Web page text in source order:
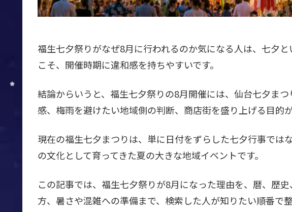
福生七夕祭りがなぜ8月に行われるのか気になる人は、七夕
こそ、開催時期に違和感を持ちやすいです。
結論からいうと、福生七夕祭りの8月開催には、仙台七夕ま
感、梅雨を避けたい地域側の判断、商店街を盛り上げる目的が
現在の福生七夕まつりは、単に日付をずらした七夕行事では
の文化として育ってきた夏の大きな地域イベントです。
この記事では、福生七夕祭りが8月になった理由を、暦、歴
方、暑さや混雑への準備まで、検索した人が知りたい順番で整